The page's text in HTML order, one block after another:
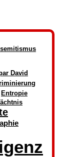
David
Entropie